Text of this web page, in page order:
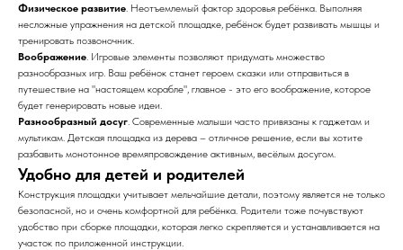
Физическое развитие. Неотъемлемый фактор здоровья ребёнка. Выполняя
несложные упражнения на детской площадке, ребёнок будет развивать мышцы и
тренировать позвоночник.
Воображение. Игровые элементы позволяют придумать множество
разнообразных игр. Ваш ребёнок станет героем сказки или отправиться в
путешествие на "настоящем корабле", главное - это его воображение, которое
будет генерировать новые идеи.
Разнообразный досуг. Современные малыши часто привязаны к гаджетам и
мультикам. Детская площадка из дерева – отличное решение, если вы хотите
разбавить монотонное времяпровождение активным, весёлым досугом.
Удобно для детей и родителей
Конструкция площадки учитывает мельчайшие детали, поэтому является не только
безопасной, но и очень комфортной для ребёнка. Родители тоже почувствуют
удобство при сборке площадки, которая легко скрепляется и устанавливается на
участок по приложенной инструкции.